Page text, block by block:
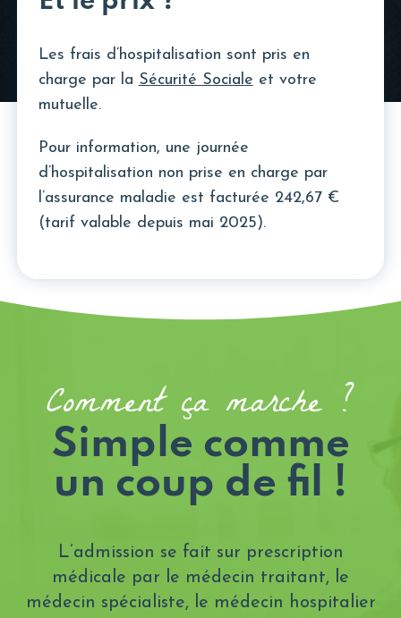
Les frais d’hospitalisation sont pris en
charge par la Sécurité Sociale et votre
mutuelle.
Pour information, une journée
d’hospitalisation non prise en charge par
l’assurance maladie est facturée 242,67 €
(tarif valable depuis mai 2025).
Comment ça marche ?
Simple comme
un coup de fil !
L’admission se fait sur prescription
médicale par le médecin traitant, le
médecin spécialiste, le médecin hospitalier